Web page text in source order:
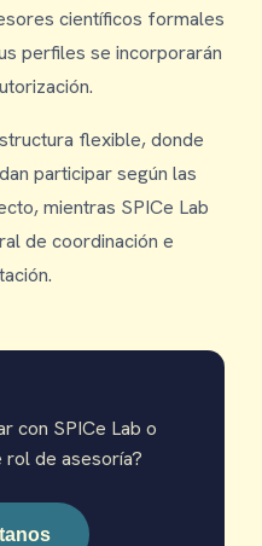
científicos formales
perfiles se incorporarán
flexible, donde
participar según las
mientras SPICe Lab
de coordinación e
con SPICe Lab o
de asesoría?